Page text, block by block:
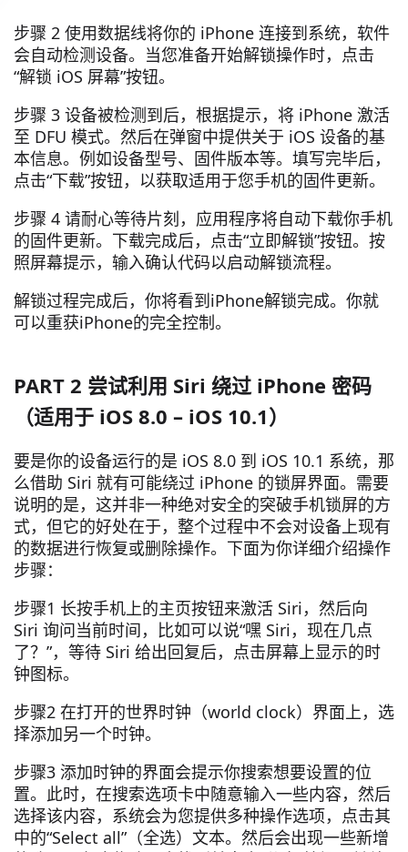
步骤 2 使用数据线将你的 iPhone 连接到系统，软件
会自动检测设备。当您准备开始解锁操作时，点击
“解锁 iOS 屏幕”按钮。
步骤 3 设备被检测到后，根据提示，将 iPhone 激活
至 DFU 模式。然后在弹窗中提供关于 iOS 设备的基
本信息。例如设备型号、固件版本等。填写完毕后，
点击“下载”按钮，以获取适用于您手机的固件更新。
步骤 4 请耐心等待片刻，应用程序将自动下载你手机
的固件更新。下载完成后，点击“立即解锁”按钮。按
照屏幕提示，输入确认代码以启动解锁流程。
解锁过程完成后，你将看到iPhone解锁完成。你就
可以重获iPhone的完全控制。
PART 2 尝试利用 Siri 绕过 iPhone 密码
（适用于 iOS 8.0 – iOS 10.1）
要是你的设备运行的是 iOS 8.0 到 iOS 10.1 系统，那
么借助 Siri 就有可能绕过 iPhone 的锁屏界面。需要
说明的是，这并非一种绝对安全的突破手机锁屏的方
式，但它的好处在于，整个过程中不会对设备上现有
的数据进行恢复或删除操作。下面为你详细介绍操作
步骤：
步骤1 长按手机上的主页按钮来激活 Siri，然后向
Siri 询问当前时间，比如可以说“嘿 Siri，现在几点
了？”，等待 Siri 给出回复后，点击屏幕上显示的时
钟图标。
步骤2 在打开的世界时钟（world clock）界面上，选
择添加另一个时钟。
步骤3 添加时钟的界面会提示你搜索想要设置的位
置。此时，在搜索选项卡中随意输入一些内容，然后
选择该内容，系统会为您提供多种操作选项，点击其
中的“Select all”（全选）文本。然后会出现一些新增